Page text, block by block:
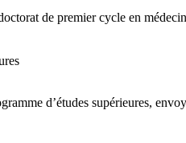
de premier cycle en
d’études supérieures,